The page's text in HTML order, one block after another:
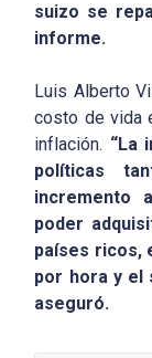
suizo se
informe.
Luis Alberto
costo de vida
inflación. “La
políticas
incremento
poder
países ricos,
por hora y el
aseguró.